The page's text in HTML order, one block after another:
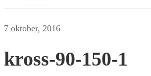
7 oktober, 2016
kross-90-150-1